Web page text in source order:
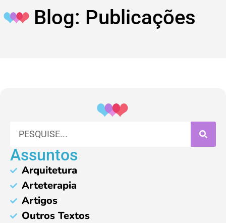
Blog: Publicações
Assuntos
Arquitetura
Arteterapia
Artigos
Outros Textos